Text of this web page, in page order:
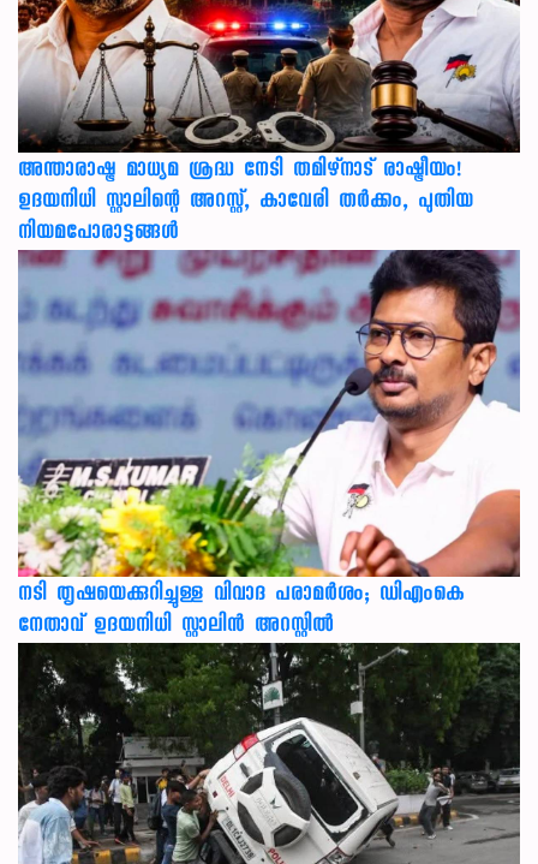
അന്താരാഷ്ട്ര മാധ്യമ ശ്രദ്ധ നേടി തമിഴ്‌നാട് രാഷ്ട്രീയം!
ഉദയനിധി സ്റ്റാലിന്റെ അറസ്റ്റ്, കാവേരി തർക്കം, പുതിയ
നിയമപോരാട്ടങ്ങൾ
നടി തൃഷയെക്കുറിച്ചുള്ള വിവാദ പരാമർശം; ഡിഎംകെ
നേതാവ് ഉദയനിധി സ്റ്റാലിൻ അറസ്റ്റിൽ